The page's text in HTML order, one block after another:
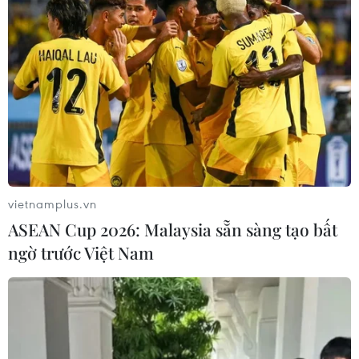
#Louis Vuiiton
#Nhà thờ Đức Bà
vietnamplus.vn
ASEAN Cup 2026: Malaysia sẵn sàng tạo bất
ngờ trước Việt Nam